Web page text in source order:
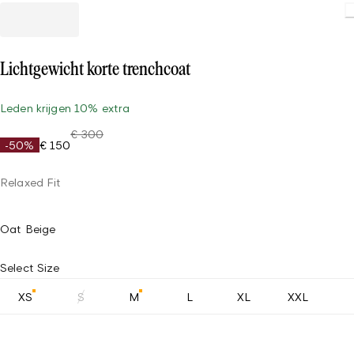
Lichtgewicht korte trenchcoat
Leden krijgen 10% extra
-50% € 150
€ 300
Relaxed Fit
Oat Beige
Select Size
XS S M L XL XXL